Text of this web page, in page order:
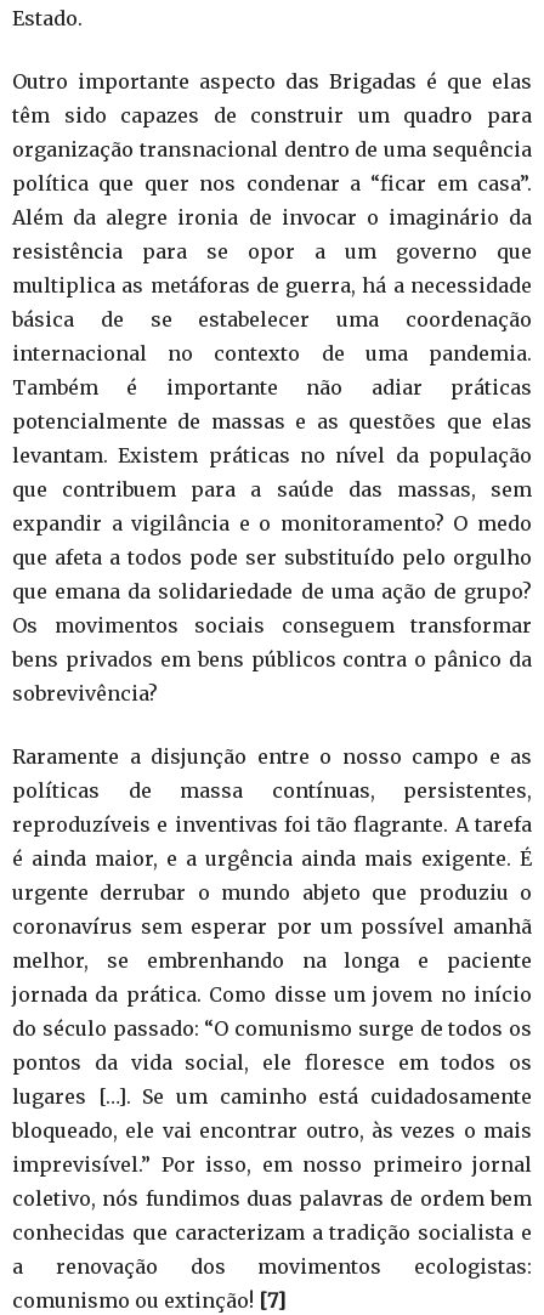
Estado.
Outro importante aspecto das Brigadas é que elas
têm sido capazes de construir um quadro para
organização transnacional dentro de uma sequência
política que quer nos condenar a “ficar em casa”.
Além da alegre ironia de invocar o imaginário da
resistência para se opor a um governo que
multiplica as metáforas de guerra, há a necessidade
básica de se estabelecer uma coordenação
internacional no contexto de uma pandemia.
Também é importante não adiar práticas
potencialmente de massas e as questões que elas
levantam. Existem práticas no nível da população
que contribuem para a saúde das massas, sem
expandir a vigilância e o monitoramento? O medo
que afeta a todos pode ser substituído pelo orgulho
que emana da solidariedade de uma ação de grupo?
Os movimentos sociais conseguem transformar
bens privados em bens públicos contra o pânico da
sobrevivência?
Raramente a disjunção entre o nosso campo e as
políticas de massa contínuas, persistentes,
reproduzíveis e inventivas foi tão flagrante. A tarefa
é ainda maior, e a urgência ainda mais exigente. É
urgente derrubar o mundo abjeto que produziu o
coronavírus sem esperar por um possível amanhã
melhor, se embrenhando na longa e paciente
jornada da prática. Como disse um jovem no início
do século passado: “O comunismo surge de todos os
pontos da vida social, ele floresce em todos os
lugares […]. Se um caminho está cuidadosamente
bloqueado, ele vai encontrar outro, às vezes o mais
imprevisível.” Por isso, em nosso primeiro jornal
coletivo, nós fundimos duas palavras de ordem bem
conhecidas que caracterizam a tradição socialista e
a renovação dos movimentos ecologistas:
comunismo ou extinção! [7]